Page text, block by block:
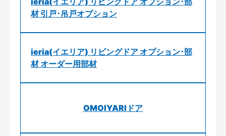
材 引戸･吊戸オプション
ieria(イエリア) リビングドア オプション･部
材 オーダー用部材
OMOIYARIドア